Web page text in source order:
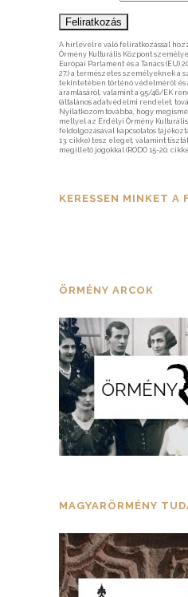
A hírlevélre való feliratkozással
Örmény Kulturális Központ
Európai Parlament és a Tanács (EU)
27.) a természetes személyeknek a
tekintetében történő védelméről és
áramlásáról, valamint a 95/46/EK
(általános adatvédelmi rendelet,
Nyilatkozom továbbá, hogy
mellyel az Erdélyi Örmény
feldolgozásával kapcsolatos
13. cikke) tesz eleget, valamint
megillető jogokkal (RODO 15-20.
KERESSEN MINKET A
ÖRMÉNY ARCOK
MAGYARÖRMÉNY